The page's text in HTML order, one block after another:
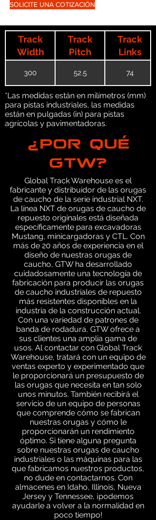
SOLICITE UNA COTIZACIÓN
Track
Width
Track
Pitch
Track
Links
300 52.5 74
*Las medidas están en milímetros (mm)
para pistas industriales, las medidas
están en pulgadas (in) para pistas
agrícolas y pavimentadoras.
¿POR QUÉ
GTW?
Global Track Warehouse es el
fabricante y distribuidor de las orugas
de caucho de la serie industrial NXT.
La línea NXT de orugas de caucho de
repuesto originales está diseñada
específicamente para excavadoras
Mustang, minicargadoras y CTL. Con
más de 20 años de experiencia en el
diseño de nuestras orugas de
caucho, GTW ha desarrollado
cuidadosamente una tecnología de
fabricación para producir las orugas
de caucho industriales de repuesto
más resistentes disponibles en la
industria de la construcción actual.
Con una variedad de patrones de
banda de rodadura, GTW ofrece a
sus clientes una amplia gama de
usos. Al contactar con Global Track
Warehouse, tratará con un equipo de
ventas experto y experimentado que
le proporcionará un presupuesto de
las orugas que necesita en tan solo
unos minutos. También recibirá el
servicio de un equipo de personas
que comprende cómo se fabrican
nuestras orugas y cómo le
proporcionarán un rendimiento
óptimo. Si tiene alguna pregunta
sobre nuestras orugas de caucho
industriales o las máquinas para las
que fabricamos nuestros productos,
no dude en contactarnos. Con
almacenes en Idaho, Illinois, Nueva
Jersey y Tennessee, ¡podemos
ayudarle a volver a la normalidad en
poco tiempo!